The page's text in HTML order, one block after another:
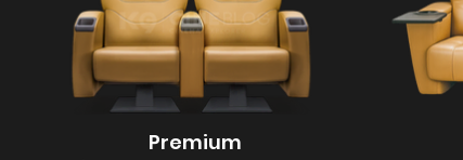
Premium